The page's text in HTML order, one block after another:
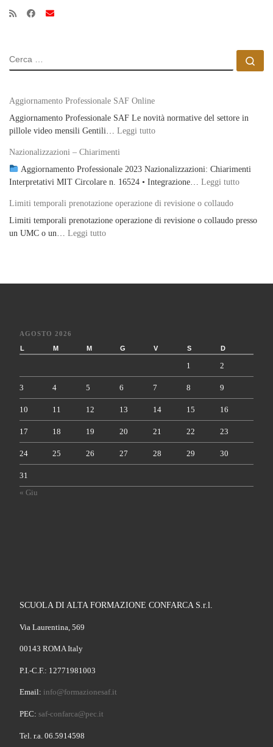
CERCA
Aggiornamento Professionale SAF Online
Aggiornamento Professionale SAF Le novità normative del settore in
pillole video mensili Gentili… Leggi tutto: Aggiornamento Professionale
Nazionalizzazioni – Chiarimenti
Aggiornamento Professionale 2023 Nazionalizzazioni: Chiarimenti
Interpretativi MIT Circolare n. 16524 • Integrazione… Leggi tutto:
Limiti temporali prenotazione operazione di revisione o collaudo
Limiti temporali prenotazione operazione di revisione o collaudo presso
un UMC o un… Leggi tutto: Limiti temporali prenotazione operazione di
AGOSTO 2026
L
M M G V S D
1 2
3 4 5 6 7 8 9
10 11 12 13 14 15 16
17 18 19 20 21 22 23
24 25 26 27 28 29 30
31
« Giu
SCUOLA DI ALTA FORMAZIONE CONFARCA S.r.l.
Via Laurentina, 569
00143 ROMA Italy
P.I.-C.F.: 12771981003
Email: info@formazionesaf.it
PEC: saf-confarca@pec.it
Tel. r.a. 06.5914598